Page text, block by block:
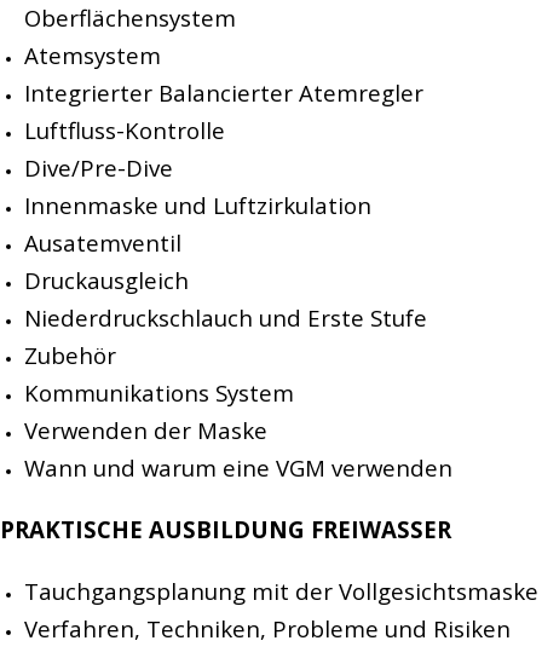
Oberflächensystem
Atemsystem
Integrierter Balancierter Atemregler
Luftfluss-Kontrolle
Dive/Pre-Dive
Innenmaske und Luftzirkulation
Ausatemventil
Druckausgleich
Niederdruckschlauch und Erste Stufe
Zubehör
Kommunikations System
Verwenden der Maske
Wann und warum eine VGM verwenden
PRAKTISCHE AUSBILDUNG FREIWASSER
Tauchgangsplanung mit der Vollgesichtsmaske
Verfahren, Techniken, Probleme und Risiken